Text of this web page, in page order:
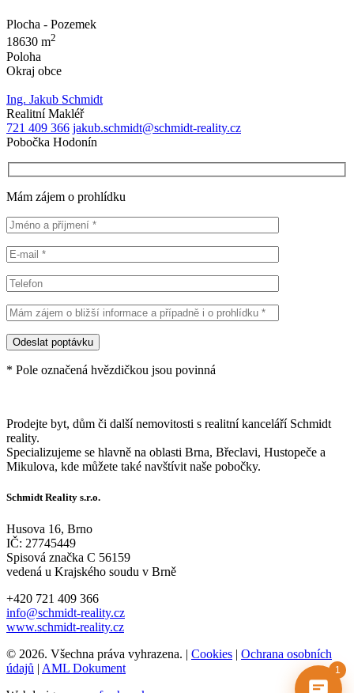
Plocha - Pozemek
18630 m2
Poloha
Okraj obce
Ing. Jakub Schmidt
Realitní Makléř
721 409 366 jakub.schmidt@schmidt-reality.cz
Pobočka Hodonín
Mám zájem o prohlídku
* Pole označená hvězdičkou jsou povinná
Prodejte byt, dům či další nemovitosti s realitní kanceláří Schmidt
reality.
Specializujeme se hlavně na oblasti Brna, Břeclavi, Hustopeče a
Mikulova, kde můžete také navštívit naše pobočky.
Schmidt Reality s.r.o.
Husova 16, Brno
IČ: 27745449
Spisová značka C 56159
vedená u Krajského soudu v Brně
+420 721 409 366
info@schmidt-reality.cz
www.schmidt-reality.cz
© 2026. Všechna práva vyhrazena. | Cookies | Ochrana osobních
údajů | AML Dokument
1